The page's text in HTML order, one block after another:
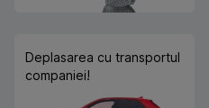
Deplasarea cu transportul
companiei!